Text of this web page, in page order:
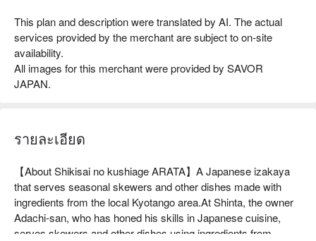
This plan and description were translated by AI. The actual
services provided by the merchant are subject to on-site
availability.
All images for this merchant were provided by SAVOR
JAPAN.
รายละเอียด
【About Shikisai no kushiage ARATA】A Japanese izakaya
that serves seasonal skewers and other dishes made with
ingredients from the local Kyotango area.At Shinta, the owner
Adachi-san, who has honed his skills in Japanese cuisine,
serves skewers and other dishes using ingredients from